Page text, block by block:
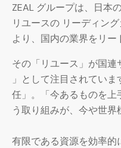
ZEAL グループは、日本
リユースの リーディン
より、国内の業界をリー
その「リユース」が国連
」として注目されてい
任」。「今あるものを
う取り組みが、今や世界
有限である資源を効率